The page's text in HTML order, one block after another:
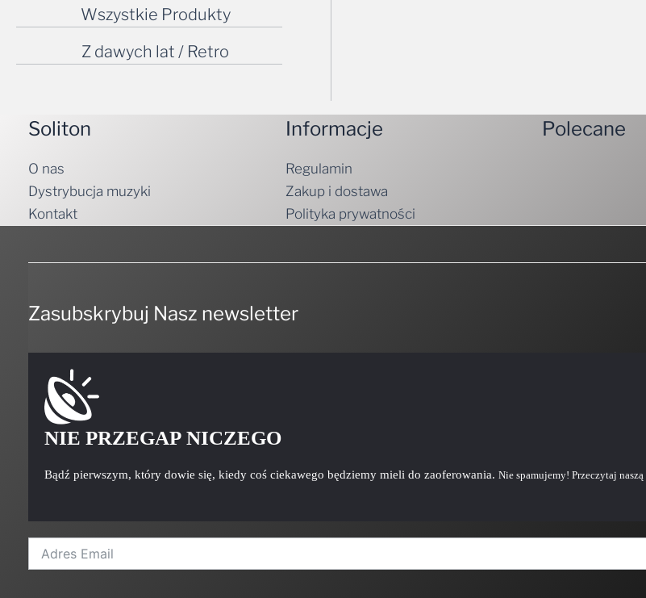
Wszystkie Produkty
Z dawych lat / Retro
Soliton
O nas
Dystrybucja muzyki
Kontakt
Informacje
Regulamin
Zakup i dostawa
Polityka prywatności
Polecane
Zasubskrybuj Nasz newsletter
NIE PRZEGAP NICZEGO
Bądź pierwszym, który dowie się, kiedy coś ciekawego będziemy mieli do zaoferowania. Nie spamujemy! Przeczytaj naszą